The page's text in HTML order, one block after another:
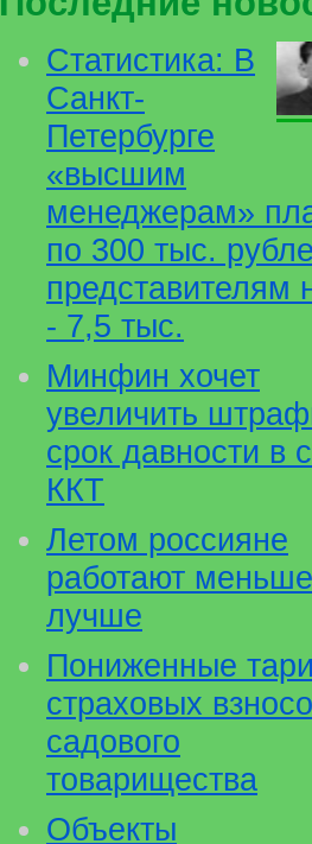
Статистика: В
Санкт-
Петербурге
«высшим
менеджерам»
по 300 тыс.
представителям
- 7,5 тыс.
Минфин хочет
увеличить
срок давности в
ККТ
Летом россияне
работают
лучше
Пониженные
страховых
садового
товарищества
Объекты